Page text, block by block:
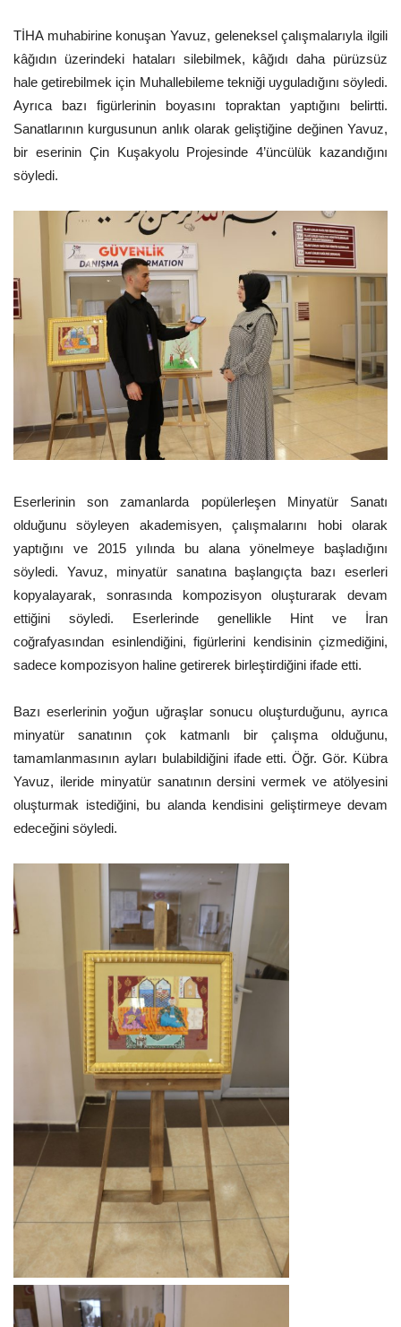
TİHA muhabirine konuşan Yavuz, geleneksel çalışmalarıyla ilgili
kâğıdın üzerindeki hataları silebilmek, kâğıdı daha pürüzsüz
hale getirebilmek için Muhallebileme tekniği uyguladığını söyledi.
Ayrıca bazı figürlerinin boyasını topraktan yaptığını belirtti.
Sanatlarının kurgusunun anlık olarak geliştiğine değinen Yavuz,
bir eserinin Çin Kuşakyolu Projesinde 4’üncülük kazandığını
söyledi.
Eserlerinin son zamanlarda popülerleşen Minyatür Sanatı
olduğunu söyleyen akademisyen, çalışmalarını hobi olarak
yaptığını ve 2015 yılında bu alana yönelmeye başladığını
söyledi. Yavuz, minyatür sanatına başlangıçta bazı eserleri
kopyalayarak, sonrasında kompozisyon oluşturarak devam
ettiğini söyledi. Eserlerinde genellikle Hint ve İran
coğrafyasından esinlendiğini, figürlerini kendisinin çizmediğini,
sadece kompozisyon haline getirerek birleştirdiğini ifade etti.
Bazı eserlerinin yoğun uğraşlar sonucu oluşturduğunu, ayrıca
minyatür sanatının çok katmanlı bir çalışma olduğunu,
tamamlanmasının ayları bulabildiğini ifade etti. Öğr. Gör. Kübra
Yavuz, ileride minyatür sanatının dersini vermek ve atölyesini
oluşturmak istediğini, bu alanda kendisini geliştirmeye devam
edeceğini söyledi.